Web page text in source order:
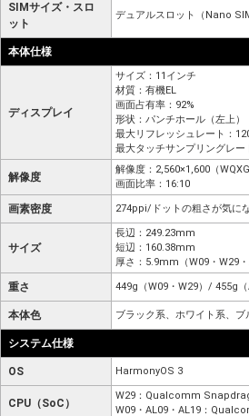
SIMサイズ・スロ
ット
デュアルスロット（Nano
本体仕様
ディスプレイ
サイズ：11インチ
材質：有機EL
画面占有率：92%
形状：パンチホール（左上）
最大リフレッシュレート：
最大タッチサンプリングレー
解像度
解像度：2,560×1,600（
画面比率：16:10
画素密度 274ppi/ドットの粗さが気に
サイズ
長辺：249.23mm
短辺：160.38mm
厚さ：5.9mm（W09・W29
重さ 449g（W09・W29）/ 455g（
本体色 ブラック系、ホワイト系、
システム仕様
OS HarmonyOS 3
CPU（SoC）
W29：Qualcomm
W09・AL09・AL19：